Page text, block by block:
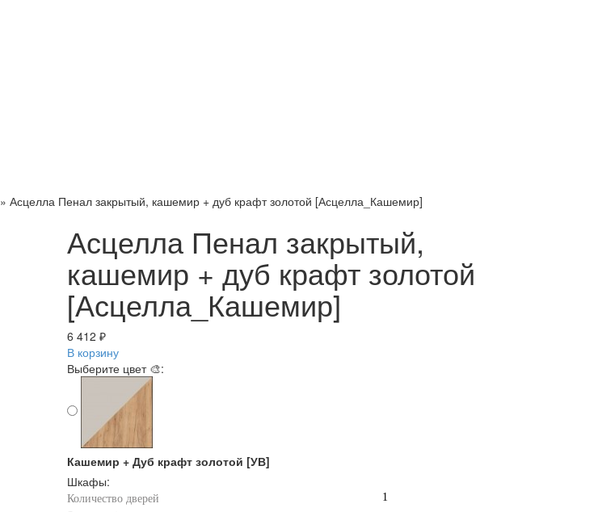
» Асцелла Пенал закрытый, кашемир + дуб крафт золотой [Асцелла_Кашемир]
Асцелла Пенал закрытый,
кашемир + дуб крафт золотой
[Асцелла_Кашемир]
6 412 ₽
В корзину
Выберите цвет 🎨:
Кашемир + Дуб крафт золотой [УВ]
Шкафы:
Количество дверей 1